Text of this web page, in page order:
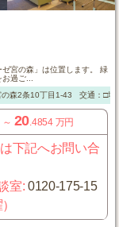
宮の森」は位置します。 緑
お過ご...
森2条10丁目1-43 交通：□地
～ 20.4854 万円
下記へお問い合
室:0120-175-15